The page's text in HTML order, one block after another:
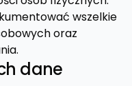
wszelkie
oraz
dane